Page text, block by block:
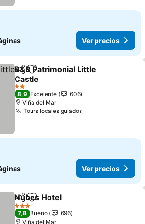
Ver precios
CompartirAgregar a favoritos
B&B Patrimonial Little
Castle
Ver precios
2 Estrellas
8,9 Excelente
606
Viña del Mar
Tours locales guiadosVer precios
Ver precios
CompartirAgregar a favoritos
Nubes Hotel
3 Estrellas
7,8 Bueno
696
Viña del Mar